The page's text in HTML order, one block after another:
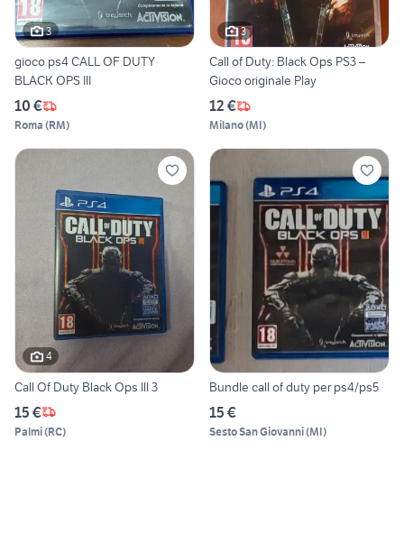
3
gioco ps4 CALL OF DUTY
BLACK OPS III
10 €
Roma (RM)
3
Call of Duty: Black Ops PS3 –
Gioco originale Play
12 €
Milano(MI)
4
Call Of Duty Black Ops lll 3
15 €
Palmi(RC)
Bundle call of duty per ps4/ps5
15 €
Sesto San Giovanni(MI)